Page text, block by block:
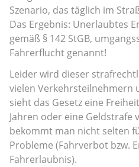
Szenario, das täglich im
Das Ergebnis: Unerlaubtes
gemäß § 142 StGB,
Fahrerflucht genannt!
Leider wird dieser
vielen Verkehrsteilnehmern
sieht das Gesetz eine
Jahren oder eine Geldstrafe
bekommt man nicht selten
Probleme (Fahrverbot bzw.
Fahrerlaubnis).